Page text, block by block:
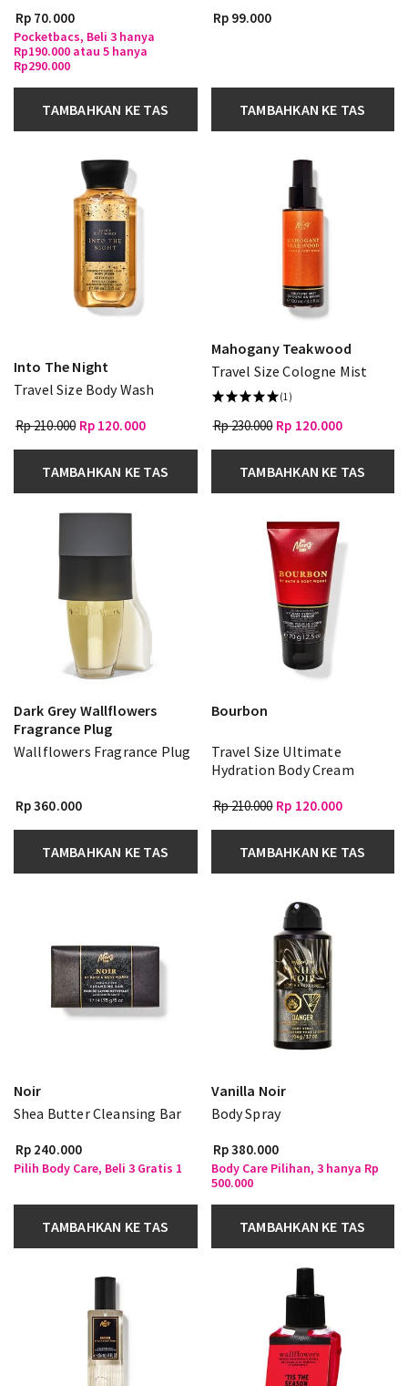
Rp 70.000
Pocketbacs, Beli 3 hanya
Rp190.000 atau 5 hanya
Rp290.000
TAMBAHKAN KE TAS
Rp 99.000
TAMBAHKAN KE TAS
Into The Night
Travel Size Body Wash
Rp 210.000 Rp 120.000
TAMBAHKAN KE TAS
Mahogany Teakwood
Travel Size Cologne Mist
(1)
Rp 230.000 Rp 120.000
TAMBAHKAN KE TAS
Dark Grey Wallflowers
Fragrance Plug
Wallflowers Fragrance Plug
Rp 360.000
TAMBAHKAN KE TAS
Bourbon
Travel Size Ultimate
Hydration Body Cream
Rp 210.000 Rp 120.000
TAMBAHKAN KE TAS
Noir
Shea Butter Cleansing Bar
Rp 240.000
Pilih Body Care, Beli 3 Gratis 1
TAMBAHKAN KE TAS
Vanilla Noir
Body Spray
Rp 380.000
Body Care Pilihan, 3 hanya Rp
500.000
TAMBAHKAN KE TAS